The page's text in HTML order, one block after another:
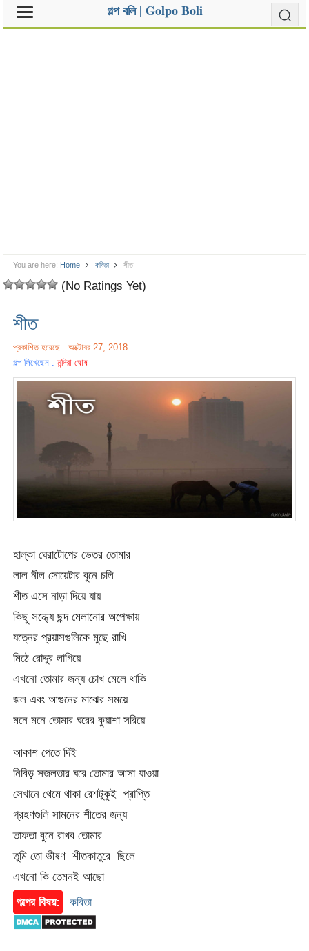
গল্প বলি | Golpo Boli
You are here: Home কবিতা শীত
(No Ratings Yet)
শীত
প্রকাশিত হয়েছে : অক্টোবর 27, 2018
গল্প লিখেছেন :মন্দিরা ঘোষ
হাল্কা ঘেরাটোপের ভেতর তোমার
লাল নীল সোয়েটার বুনে চলি
শীত এসে নাড়া দিয়ে যায়
কিছু সন্ধ্যে ছন্দ মেলানোর অপেক্ষায়
যত্নের প্রয়াসগুলিকে মুছে রাখি
মিঠে রোদ্দুর লাগিয়ে
এখনো তোমার জন্য চোখ মেলে থাকি
জল এবং আগুনের মাঝের সময়ে
মনে মনে তোমার ঘরের কুয়াশা সরিয়ে
আকাশ পেতে দিই
নিবিড় সজলতার ঘরে তোমার আসা যাওয়া
সেখানে থেমে থাকা রেশটুকুই প্রাপ্তি
গ্রহণগুলি সামনের শীতের জন্য
তাফতা বুনে রাখব তোমার
তুমি তো ভীষণ শীতকাতুরে ছিলে
এখনো কি তেমনই আছো
গল্পের বিষয়:
কবিতা